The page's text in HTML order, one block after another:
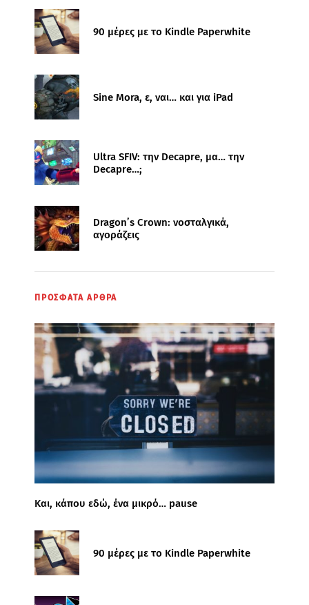
90 μέρες με το Kindle Paperwhite
Sine Mora, ε, ναι… και για iPad
Ultra SFIV: την Decapre, μα… την
Decapre…;
Dragon’s Crown: νοσταλγικά,
αγοράζεις
ΠΡΟΣΦΑΤΑ ΑΡΘΡΑ
Και, κάπου εδώ, ένα μικρό… pause
90 μέρες με το Kindle Paperwhite